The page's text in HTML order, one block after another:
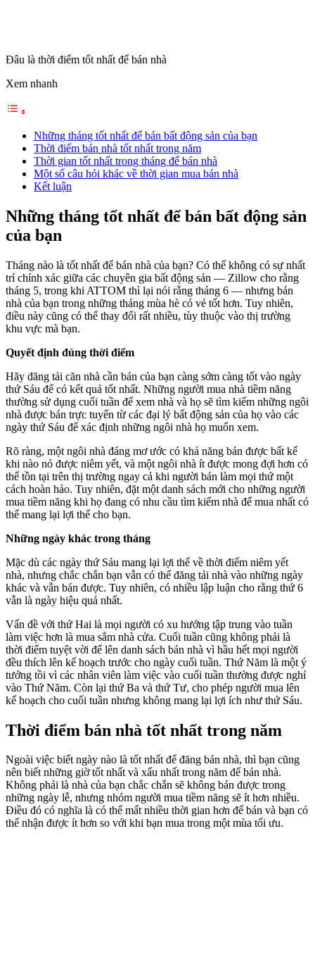
Đâu là thời điểm tốt nhất để bán nhà
Xem nhanh
Những tháng tốt nhất để bán bất động sản của bạn
Thời điểm bán nhà tốt nhất trong năm
Thời gian tốt nhất trong tháng để bán nhà
Một số câu hỏi khác về thời gian mua bán nhà
Kết luận
Những tháng tốt nhất để bán bất động sản
của bạn
Tháng nào là tốt nhất để bán nhà của bạn? Có thể không có sự nhất
trí chính xác giữa các chuyên gia bất động sản — Zillow cho rằng
tháng 5, trong khi ATTOM thì lại nói rằng tháng 6 — nhưng bán
nhà của bạn trong những tháng mùa hè có vẻ tốt hơn. Tuy nhiên,
điều này cũng có thể thay đổi rất nhiều, tùy thuộc vào thị trường
khu vực mà bạn.
Quyết định đúng thời điểm
Hãy đăng tải căn nhà cần bán của bạn càng sớm càng tốt vào ngày
thứ Sáu để có kết quả tốt nhất. Những người mua nhà tiềm năng
thường sử dụng cuối tuần để xem nhà và họ sẽ tìm kiếm những ngôi
nhà được bán trực tuyến từ các đại lý bất động sản của họ vào các
ngày thứ Sáu để xác định những ngôi nhà họ muốn xem.
Rõ ràng, một ngôi nhà đáng mơ ước có khả năng bán được bất kể
khi nào nó được niêm yết, và một ngôi nhà ít được mong đợi hơn có
thể tồn tại trên thị trường ngay cả khi người bán làm mọi thứ một
cách hoàn hảo. Tuy nhiên, đặt một danh sách mới cho những người
mua tiềm năng khi họ đang có nhu cầu tìm kiếm nhà để mua nhất có
thể mang lại lợi thế cho bạn.
Những ngày khác trong tháng
Mặc dù các ngày thứ Sáu mang lại lợi thế về thời điểm niêm yết
nhà, nhưng chắc chắn bạn vẫn có thể đăng tải nhà vào những ngày
khác và vẫn bán được. Tuy nhiên, có nhiều lập luận cho rằng thứ 6
vẫn là ngày hiệu quả nhất.
Vấn đề với thứ Hai là mọi người có xu hướng tập trung vào tuần
làm việc hơn là mua sắm nhà cửa. Cuối tuần cũng không phải là
thời điểm tuyệt vời để lên danh sách bán nhà vì hầu hết mọi người
đều thích lên kế hoạch trước cho ngày cuối tuần. Thứ Năm là một ý
tưởng tồi vì các nhân viên làm việc vào cuối tuần thường được nghỉ
vào Thứ Năm. Còn lại thứ Ba và thứ Tư, cho phép người mua lên
kế hoạch cho cuối tuần nhưng không mang lại lợi ích như thứ Sáu.
Thời điểm bán nhà tốt nhất trong năm
Ngoài việc biết ngày nào là tốt nhất để đăng bán nhà, thì bạn cũng
nên biết những giờ tốt nhất và xấu nhất trong năm để bán nhà.
Không phải là nhà của bạn chắc chắn sẽ không bán được trong
những ngày lễ, nhưng nhóm người mua tiềm năng sẽ ít hơn nhiều.
Điều đó có nghĩa là có thể mất nhiều thời gian hơn để bán và bạn có
thể nhận được ít hơn so với khi bạn mua trong một mùa tối ưu.